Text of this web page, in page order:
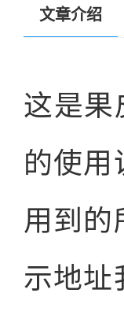
文章介绍
这是果
的使用
用到的
示地址